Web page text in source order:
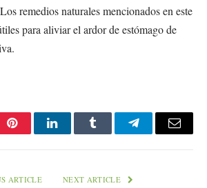
remedios naturales mencionados en este
para aliviar el ardor de estómago de
PinterestLinkedInTumblr TelegramEmail
ARTICLE NEXT ARTICLE